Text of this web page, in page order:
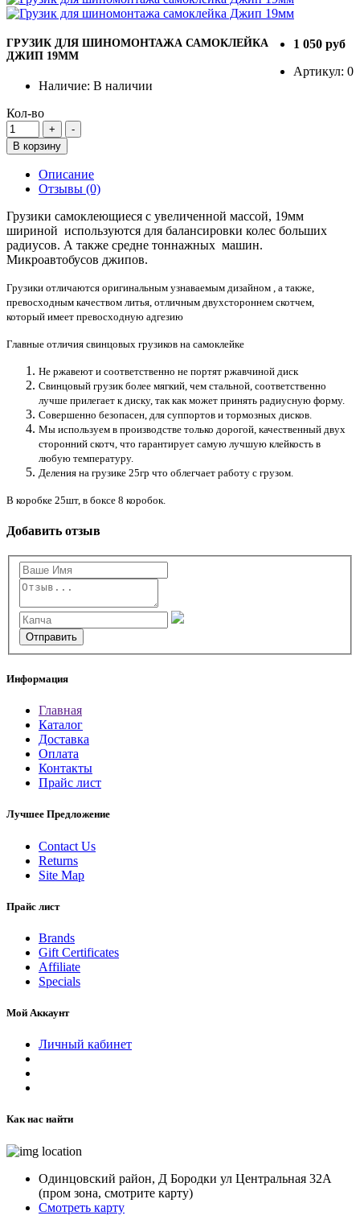
ГРУЗИК ДЛЯ ШИНОМОНТАЖА САМОКЛЕЙКА
ДЖИП 19ММ
1 050 руб
Артикул: 0
Наличие: В наличии
Кол-во
В корзину
Описание
Отзывы (0)
Грузики самоклеющиеся с увеличенной массой, 19мм
шириной используются для балансировки колес больших
радиусов. А также средне тоннажных машин.
Микроавтобусов джипов.
Грузики отличаются оригинальным узнаваемым дизайном , а также,
превосходным качеством литья, отличным двухстороннем скотчем,
который имеет превосходную адгезию
Главные отличия свинцовых грузиков на самоклейке
Не ржавеют и соответственно не портят ржавчиной диск
Свинцовый грузик более мягкий, чем стальной, соответственно
лучше прилегает к диску, так как может принять радиусную форму.
Совершенно безопасен, для суппортов и тормозных дисков.
Мы используем в производстве только дорогой, качественный двух
сторонний скотч, что гарантирует самую лучшую клейкость в
любую температуру.
Деления на грузике 25гр что облегчает работу с грузом.
В коробке 25шт, в боксе 8 коробок.
Добавить отзыв
Информация
Главная
Каталог
Доставка
Оплата
Контакты
Прайс лист
Лучшее Предложение
Contact Us
Returns
Site Map
Прайс лист
Brands
Gift Certificates
Affiliate
Specials
Мой Аккаунт
Личный кабинет
Как нас найти
Одинцовский район, Д Бородки ул Центральная 32А
(пром зона, смотрите карту)
Смотреть карту